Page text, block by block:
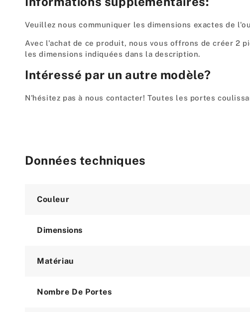
Veuillez nous communiquer les dimensions exactes de
Avec l'achat de ce produit, nous vous offrons de créer 2
les dimensions indiquées dans la description.
Intéressé par un autre modèle?
N'hésitez pas à nous contacter! Toutes les portes
Données techniques
Couleur
Dimensions
Matériau
Nombre De Portes